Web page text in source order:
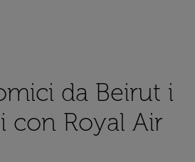
da Beirut i
con Royal Air